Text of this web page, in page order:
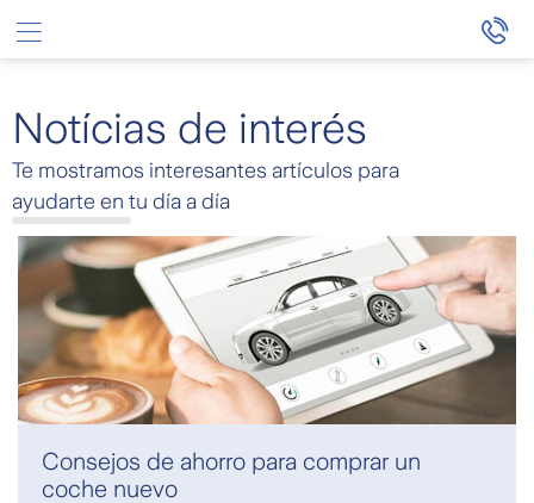
Saltar al contenido principal
Notícias de interés
Te mostramos interesantes artículos para
ayudarte en tu día a día
Consejos de ahorro para comprar un
coche nuevo